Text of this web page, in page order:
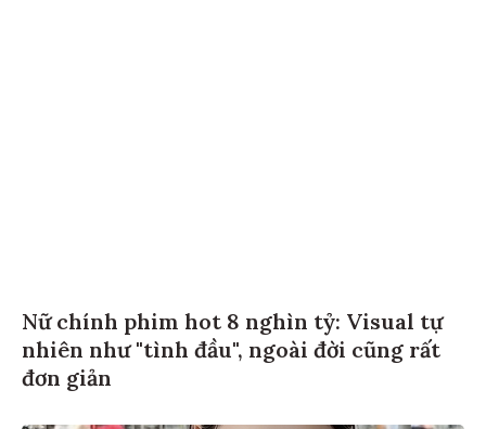
Nữ chính phim hot 8 nghìn tỷ: Visual tự
nhiên như "tình đầu", ngoài đời cũng rất
đơn giản